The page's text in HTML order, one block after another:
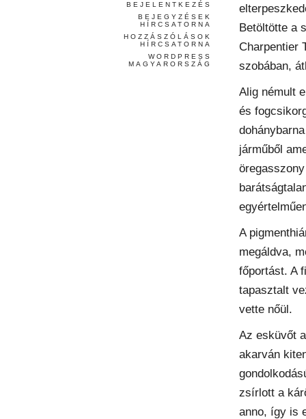
Betöltötte a
Charpentier
szobában,
Alig némult
és
járműből
A
megáldva,
főportást. A
tapasztalt
vette nőül.
Az esküvőt
akarván
zsírlott a
anno, így is
BEJELENTKEZÉS
BEJEGYZÉSEK
HÍRCSATORNA
HOZZÁSZÓLÁSOK
HÍRCSATORNA
WORDPRESS
MAGYARORSZÁG